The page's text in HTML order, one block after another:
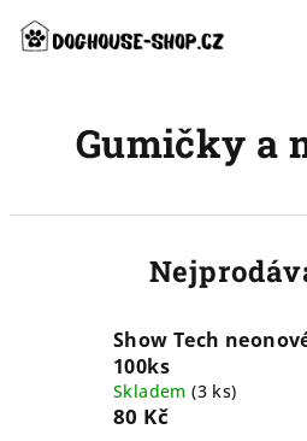
obsah
Gumičky a
Show Tech
100ks
Skladem(3 ks)
80 Kč